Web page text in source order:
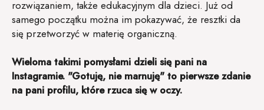
rozwiązaniem, także edukacyjnym dla dzieci. Już od
samego początku można im pokazywać, że resztki da
się przetworzyć w materię organiczną.
Wieloma takimi pomysłami dzieli się pani na
Instagramie. "Gotuję, nie marnuję" to pierwsze zdanie
na pani profilu, które rzuca się w oczy.